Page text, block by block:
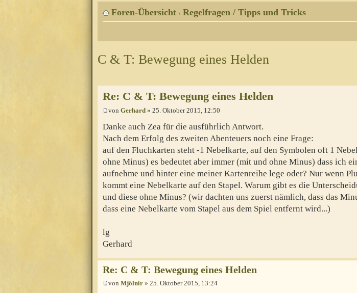
Foren-Übersicht ‹ Regelfragen / Tipps und Tricks
C & T: Bewegung eines Helden
Re: C & T: Bewegung eines Helden
von Gerhard » 25. Oktober 2015, 12:50
Danke auch Zea für die ausführlich Antwort.
Nach dem Erfolg des zweiten Abenteuers noch eine Frage:
auf den Fluchkarten steht -1 Nebelkarte, auf den Symbolen oft 1
ohne Minus) es bedeutet aber immer (mit und ohne Minus) dass ich
aufnehme und hinter eine meiner Kartenreihe lege oder? Nur wenn
kommt eine Nebelkarte auf den Stapel. Warum gibt es die
und diese ohne Minus? (wir dachten uns zuerst nämlich, dass das
dass eine Nebelkarte vom Stapel aus dem Spiel entfernt wird...)
lg
Gerhard
Re: C & T: Bewegung eines Helden
von Mjölnir » 25. Oktober 2015, 13:24